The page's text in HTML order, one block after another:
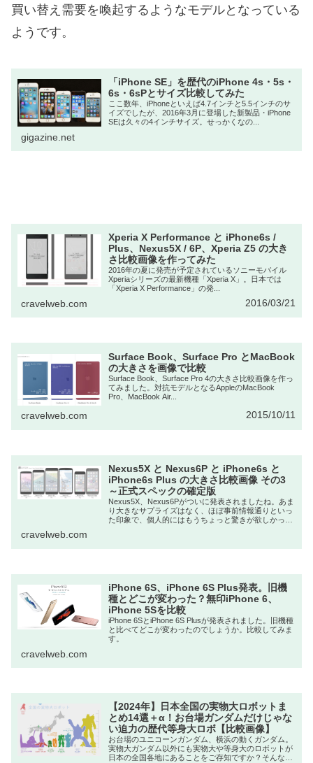
買い替え需要を喚起するようなモデルとなっている
ようです。
「iPhone SE」を歴代のiPhone 4s・5s・
6s・6sPとサイズ比較してみた
ここ数年、iPhoneといえば4.7インチと5.5インチのサ
イズでしたが、2016年3月に登場した新製品・iPhone
SEは久々の4インチサイズ。せっかくなの...
gigazine.net
Xperia X Performance と iPhone6s /
Plus、Nexus5X / 6P、Xperia Z5 の大き
さ比較画像を作ってみた
2016年の夏に発売が予定されているソニーモバイル
Xperiaシリーズの最新機種「Xperia X」。日本では
「Xperia X Performance」の発...
cravelweb.com 2016/03/21
Surface Book、Surface Pro とMacBook
の大きさを画像で比較
Surface Book、Surface Pro 4の大きさ比較画像を作っ
てみました。対抗モデルとなるAppleのMacBook
Pro、MacBook Air...
cravelweb.com 2015/10/11
Nexus5X と Nexus6P と iPhone6s と
iPhone6s Plus の大きさ比較画像 その3
～正式スペックの確定版
Nexus5X、Nexus6Pがついに発表されましたね。あま
り大きなサプライズはなく、ほぼ事前情報通りといっ
た印象で、個人的にはもうちょっと驚きが欲しかった
cravelweb.com
iPhone 6S、iPhone 6S Plus発表。旧機
種とどこが変わった？無印iPhone 6、
iPhone 5Sを比較
iPhone 6SとiPhone 6S Plusが発表されました。旧機種
と比べてどこが変わったのでしょうか。比較してみま
す。
cravelweb.com
【2024年】日本全国の実物大ロボットま
とめ14選＋α！お台場ガンダムだけじゃな
い迫力の歴代等身大ロボ【比較画像】
お台場のユニコーンガンダム、横浜の動くガンダム。
実物大ガンダム以外にも実物大や等身大のロボットが
日本の全国各地にあることをご存知ですか？そんな全